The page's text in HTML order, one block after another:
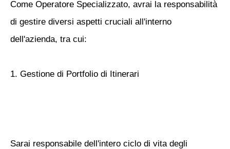
Come Operatore Specializzato, avrai la responsabilità
di gestire diversi aspetti cruciali all'interno
dell'azienda, tra cui:
1. Gestione di Portfolio di Itinerari
Sarai responsabile dell'intero ciclo di vita degli